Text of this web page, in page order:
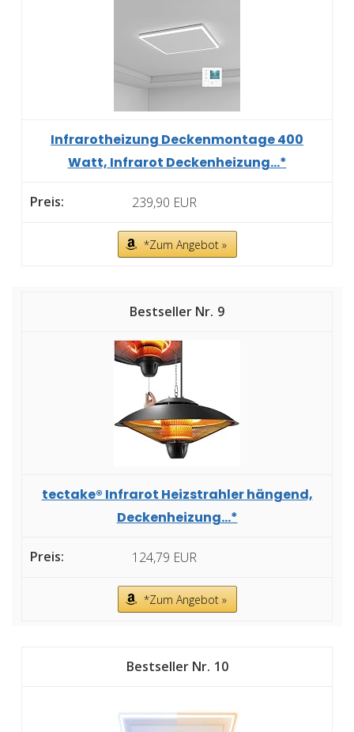
Infrarotheizung Deckenmontage 400
Watt, Infrarot Deckenheizung...*
239,90 EUR
*Zum Angebot »
9
tectake® Infrarot Heizstrahler hängend,
Deckenheizung...*
124,79 EUR
*Zum Angebot »
10